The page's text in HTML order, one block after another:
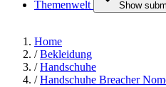
Themenwelt Show
Home
/ Bekleidung
/ Handschuhe
/ Handschuhe Breacher